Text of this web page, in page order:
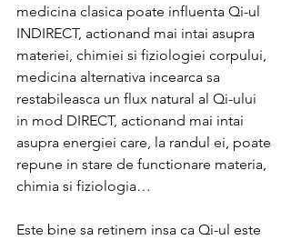
medicina clasica poate influenta Qi-ul
INDIRECT, actionand mai intai asupra
materiei, chimiei si fiziologiei corpului,
medicina alternativa incearca sa
restabileasca un flux natural al Qi-ului
in mod DIRECT, actionand mai intai
asupra energiei care, la randul ei, poate
repune in stare de functionare materia,
chimia si fiziologia…
Este bine sa retinem insa ca Qi-ul este